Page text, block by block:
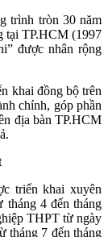
trình tròn 30 năm
tại TP.HCM (1997
được nhân rộng
khai đồng bộ trên
chính, góp phần
địa bàn TP.HCM
triển khai xuyên
4 đến tháng
THPT từ ngày
tháng 7 đến tháng